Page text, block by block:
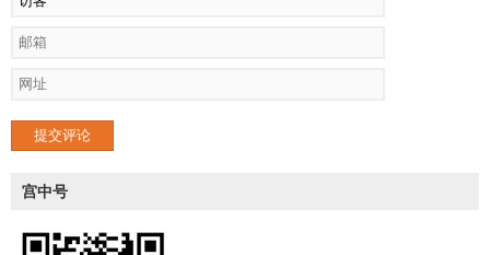
提交评论
宫中号